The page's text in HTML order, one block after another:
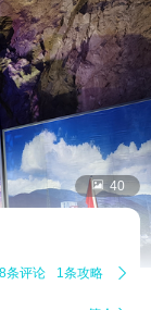
 40
条评论 1条攻略 